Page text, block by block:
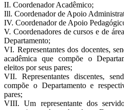
II. Coordenador Acadêmico;
Ill. Coordenador de Apoio
IV. Coordenador de Apoio
V. Coordenadores de cursos e de
Departamento;
VI. Representantes dos docentes,
acadêmica que compõe o
eleitos por seus pares;
VII. Representantes discentes,
compõe o Departamento e
pares;
VIII. Um representante dos